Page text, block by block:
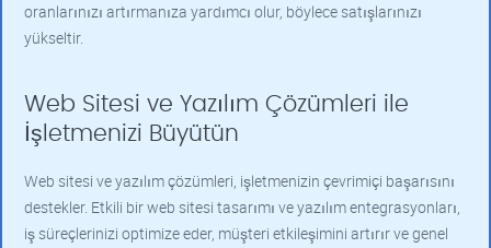
oranlarınızı artırmanıza yardımcı olur, böylece satışlarınızı
yükseltir.
Web Sitesi ve Yazılım Çözümleri ile
İşletmenizi Büyütün
Web sitesi ve yazılım çözümleri, işletmenizin çevrimiçi başarısını
destekler. Etkili bir web sitesi tasarımı ve yazılım entegrasyonları,
iş süreçlerinizi optimize eder, müşteri etkileşimini artırır ve genel